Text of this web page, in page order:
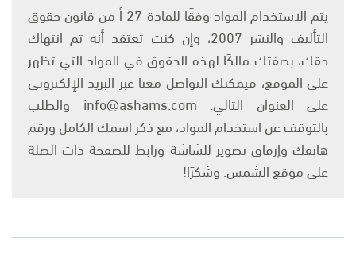
يتم الاستخدام المواد وفقًا للمادة 27 أ من قانون حقوق
التأليف والنشر 2007، وإن كنت تعتقد أنه تم انتهاك
حقك، بصفتك مالكًا لهذه الحقوق في المواد التي تظهر
على الموقع، فيمكنك التواصل معنا عبر البريد الإلكتروني
على العنوان التالي: info@ashams.com والطلب
بالتوقف عن استخدام المواد، مع ذكر اسمك الكامل ورقم
هاتفك وإرفاق تصوير للشاشة ورابط للصفحة ذات الصلة
على موقع الشمس. وشكرًا!